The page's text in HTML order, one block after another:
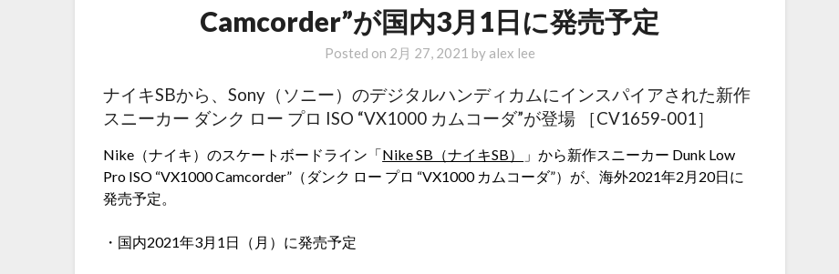
Camcorder”が国内3月1日に発売予定
Posted on 2月 27, 2021 by alex lee
ナイキSBから、Sony（ソニー）のデジタルハンディカムにインスパイアされた新作
スニーカー ダンク ロー プロ ISO “VX1000 カムコーダ”が登場 ［CV1659-001］
Nike（ナイキ）のスケートボードライン「Nike SB（ナイキSB）
」から新作スニーカー Dunk Low
Pro ISO “VX1000 Camcorder”（ダンク ロー プロ “VX1000 カムコーダ”）が、海外2021年2月20日に
発売予定。
・国内2021年3月1日（月）に発売予定